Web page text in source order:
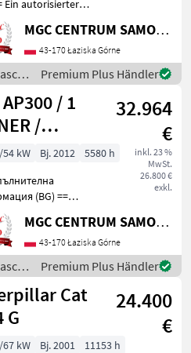
Händler in Laziska
bietet einen in Japan
CAT 330D2L-
mit einem
MGC CENTRUM SAMOCHODOW DOSTAWCZYCH
43-170 Łaziska Górne
Premium Plus Händler
AP300 / 1
/
32.964
€
inkl. 23 %
MwSt.
26.800 €
exkl.
54 kW Bj. 2012
5580 h
(BG) ==
дилър на
в Лазиска Горне
CATERPILLAR AP
MGC CENTRUM SAMOCHODOW DOSTAWCZYCH
43-170 Łaziska Górne
Premium Plus Händler
Cat
G
24.400
€
67 kW Bj. 2001
11153 h